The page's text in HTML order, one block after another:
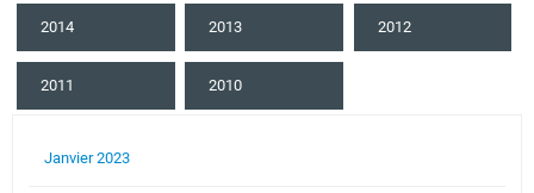
2014 2013 2012
2011 2010
Janvier 2023